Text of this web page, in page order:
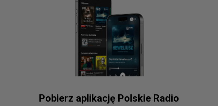
Pobierz aplikację Polskie Radio